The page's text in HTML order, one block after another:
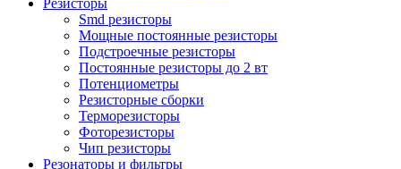
Резисторы
Smd резисторы
Мощные постоянные резисторы
Подстроечные резисторы
Постоянные резисторы до 2 вт
Потенциометры
Резисторные сборки
Терморезисторы
Фоторезисторы
Чип резисторы
Резонаторы и фильтры